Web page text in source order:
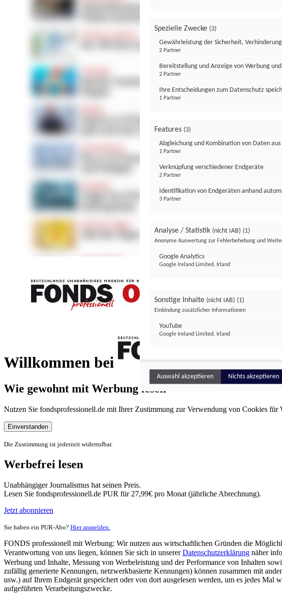
Willkommen bei
FONDS professionell
Wie gewohnt mit Werbung lesen
Nutzen Sie fondsprofessionell.de mit Ihrer Zustimmung zur Verwendung von Cookies für
Einverstanden
Die Zustimmung ist jederzeit widerrufbar.
Werbefrei lesen
Unabhängiger Journalismus hat seinen Preis.
Lesen Sie fondsprofessionell.de PUR für 27,99€ pro Monat (jährliche Abrechnung).
Jetzt abonnieren
Sie haben ein PUR-Abo? Hier anmelden.
FONDS professionell mit Werbung: Wir nutzen aus wirtschaftlichen Gründen die
Verantwortung von uns liegen, können Sie sich in unsererDatenschutzerklärung näher
Werbung und Inhalte, Messung von Werbeleistung und der Performance von Inhalten
zufällig generierte Kennungen, netzwerkbasierte Kennungen) können zusammen mit
usw.) auf Ihrem Endgerät gespeichert oder von dort ausgelesen werden, um es jedes
aufgeführten Verarbeitungszwecke.
Spezielle Zwecke (3)
Gewährleistung der Sicherheit,
2 Partner
Bereitstellung und Anzeige von Werbung
2 Partner
Ihre Entscheidungen zum Datenschutz
1 Partner
Features (3)
Abgleichung und Kombination von Daten
1 Partner
Verknüpfung verschiedener Endgeräte
2 Partner
Identifikation von Endgeräten anhand
3 Partner
Analyse / Statistik (nicht IAB) (1)
Anonyme Auswertung zur Fehlerbehebung und
Google Analytics
Google Ireland Limited, Irland
Sonstige Inhalte (nicht IAB) (1)
Einbindung zusätzlicher Informationen
YouTube
Google Ireland Limited, Irland
Auswahl akzeptieren Nichts akzeptieren